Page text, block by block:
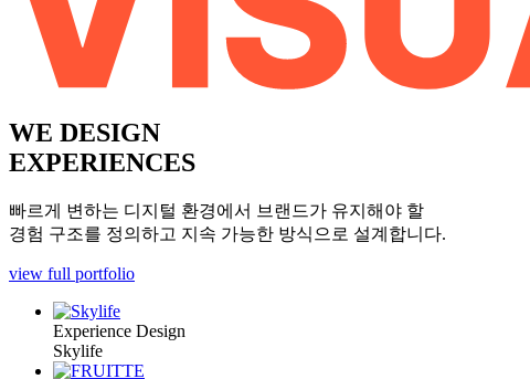
WE DESIGN
EXPERIENCES
빠르게 변하는 디지털 환경에서 브랜드가 유지해야 할
경험 구조를 정의하고 지속 가능한 방식으로 설계합니다.
view full portfolio
Experience Design
Skylife